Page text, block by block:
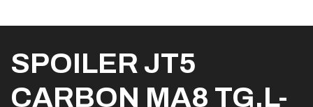
SPOILER JT5
CARBON MA8 TG.L-